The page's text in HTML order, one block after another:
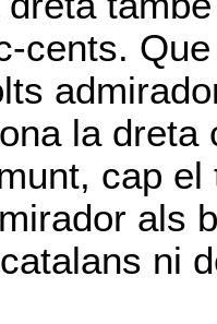
cents.
la
cap
als
ni